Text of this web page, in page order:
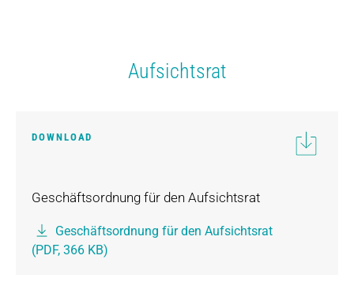
Aufsichtsrat
DOWNLOAD
Geschäftsordnung für den Aufsichtsrat
Geschäftsordnung für den Aufsichtsrat
(PDF, 366 KB)